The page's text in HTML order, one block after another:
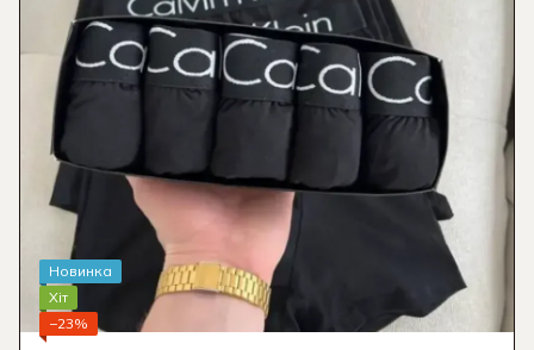
Новинка
Хіт
−23%